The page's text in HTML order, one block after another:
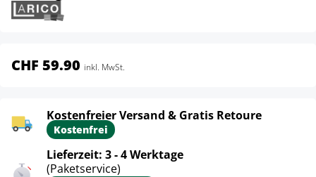
CHF 59.90 inkl. MwSt.
Kostenfreier Versand & Gratis Retoure
Kostenfrei
Lieferzeit: 3 - 4 Werktage
(Paketservice)